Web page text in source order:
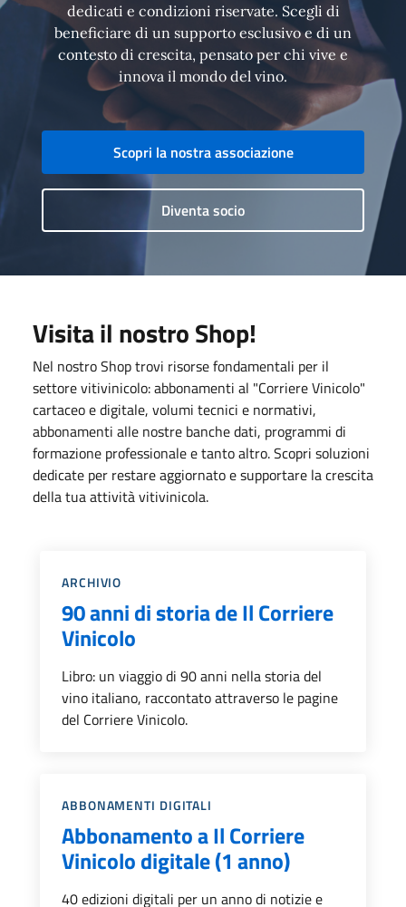
dedicati e condizioni riservate. Scegli di
beneficiare di un supporto esclusivo e di un
contesto di crescita, pensato per chi vive e
innova il mondo del vino.
Scopri la nostra associazione
Diventa socio
Visita il nostro Shop!
Nel nostro Shop trovi risorse fondamentali per il
settore vitivinicolo: abbonamenti al "Corriere Vinicolo"
cartaceo e digitale, volumi tecnici e normativi,
abbonamenti alle nostre banche dati, programmi di
formazione professionale e tanto altro. Scopri soluzioni
dedicate per restare aggiornato e supportare la crescita
della tua attività vitivinicola.
Categoria::
ARCHIVIO
90 anni di storia de Il Corriere
Vinicolo
Libro: un viaggio di 90 anni nella storia del
vino italiano, raccontato attraverso le pagine
del Corriere Vinicolo.
Categoria::
ABBONAMENTI DIGITALI
Abbonamento a Il Corriere
Vinicolo digitale (1 anno)
40 edizioni digitali per un anno di notizie e